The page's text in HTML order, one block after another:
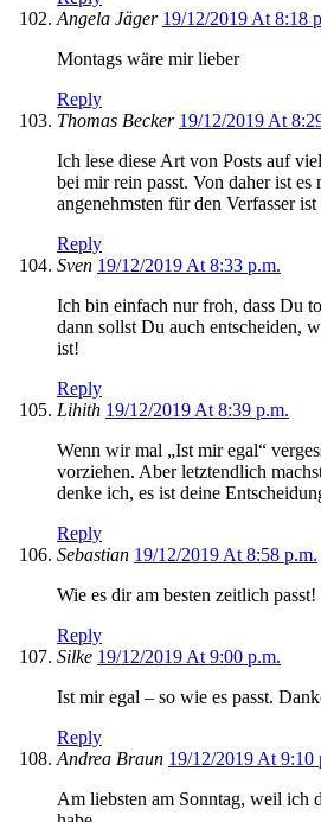
Angela Jäger 19/12/2019 At 8:18
Montags wäre mir lieber
Reply
Thomas Becker 19/12/2019 At
Ich lese diese Art von Posts auf
bei mir rein passt. Von daher ist es
angenehmsten für den Verfasser ist
Reply
Sven 19/12/2019 At 8:33 p.m.
Ich bin einfach nur froh, dass Du
dann sollst Du auch entscheiden,
ist!
Reply
Lihith 19/12/2019 At 8:39 p.m.
Wenn wir mal „Ist mir egal“
vorziehen. Aber letztendlich
denke ich, es ist deine
Reply
Sebastian 19/12/2019 At 8:58 p.m.
Wie es dir am besten zeitlich passt!
Reply
Silke 19/12/2019 At 9:00 p.m.
Ist mir egal – so wie es passt.
Reply
Andrea Braun 19/12/2019 At 9:10
Am liebsten am Sonntag, weil ich